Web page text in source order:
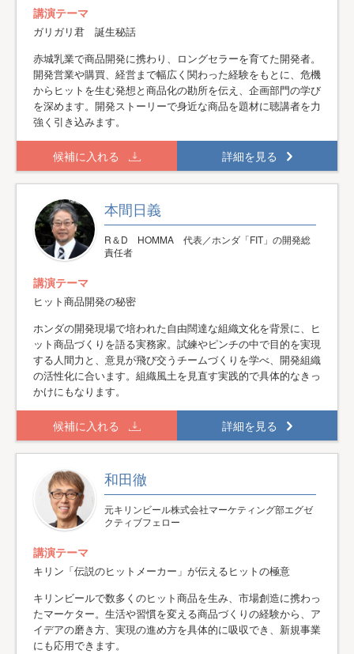
講演テーマ
ガリガリ君 誕生秘話
赤城乳業で商品開発に携わり、ロングセラーを育てた開発者。
開発営業や購買、経営まで幅広く関わった経験をもとに、危機
からヒットを生む発想と商品化の勘所を伝え、企画部門の学び
を深めます。開発ストーリーで身近な商品を題材に聴講者を力
強く引き込みます。
候補に入れる 詳細を見る
本間日義
R＆D HOMMA 代表／ホンダ「FIT」の開発総
責任者
講演テーマ
ヒット商品開発の秘密
ホンダの開発現場で培われた自由闊達な組織文化を背景に、ヒ
ット商品づくりを語る実務家。試練やピンチの中で目的を実現
する人間力と、意見が飛び交うチームづくりを学べ、開発組織
の活性化に合います。組織風土を見直す実践的で具体的なきっ
かけにもなります。
候補に入れる 詳細を見る
和田徹
元キリンビール株式会社マーケティング部エグゼ
クティブフェロー
講演テーマ
キリン「伝説のヒットメーカー」が伝えるヒットの極意
キリンビールで数多くのヒット商品を生み、市場創造に携わっ
たマーケター。生活や習慣を変える商品づくりの経験から、ア
イデアの磨き方、実現の進め方を具体的に吸収でき、新規事業
にも応用できます。